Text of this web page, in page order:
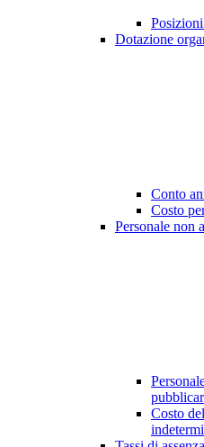
Dotazione
Conto
Costo
Personale non
Costo